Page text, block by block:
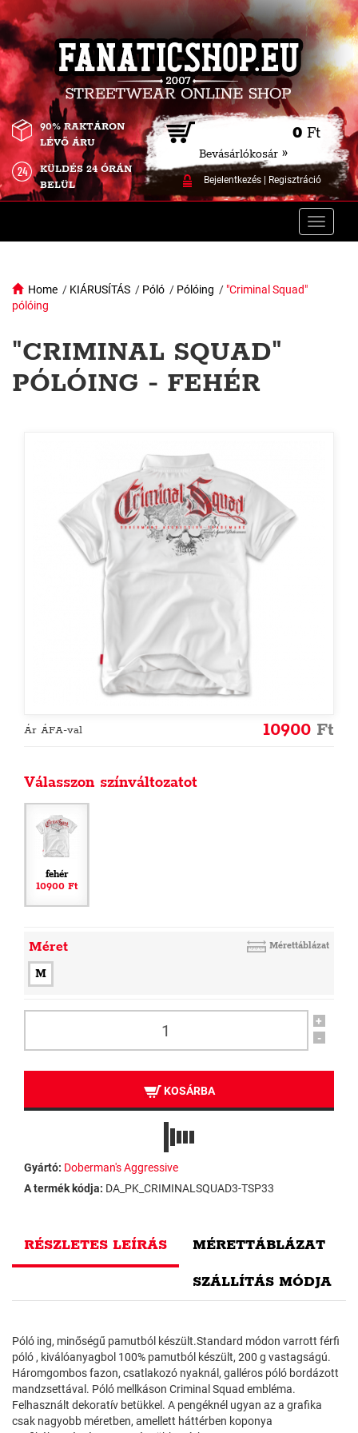
0 Ft
Bevásárlókosár »
Bejelentkezés| Regisztráció
90% RAKTÁRON
LÉVŐ ÁRU
KÜLDÉS 24 ÓRÁN
BELÜL
Toggle
Home / KIÁRUSÍTÁS / Póló / Pólóing / "Criminal Squad"
pólóing
"CRIMINAL SQUAD"
PÓLÓING - FEHÉR
Ár ÁFA-val 10900 Ft
Válasszon színváltozatot
fehér
10900 Ft
Méret Mérettáblázat
M
+
-
KOSÁRBA
Gyártó: Doberman's Aggressive
A termék kódja: DA_PK_CRIMINALSQUAD3-TSP33
RÉSZLETES LEÍRÁS MÉRETTÁBLÁZAT
SZÁLLÍTÁS MÓDJA
Póló ing, minőségű pamutból készült.Standard módon varrott férfi
póló , kiválóanyagbol 100% pamutból készült, 200 g vastagságú.
Háromgombos fazon, csatlakozó nyaknál, galléros póló bordázott
mandzsettával. Póló mellkáson Criminal Squad embléma.
Felhasznált dekoratív betükkel. A pengéknél ugyan az a grafika
csak nagyobb méretben, amellett háttérben koponya